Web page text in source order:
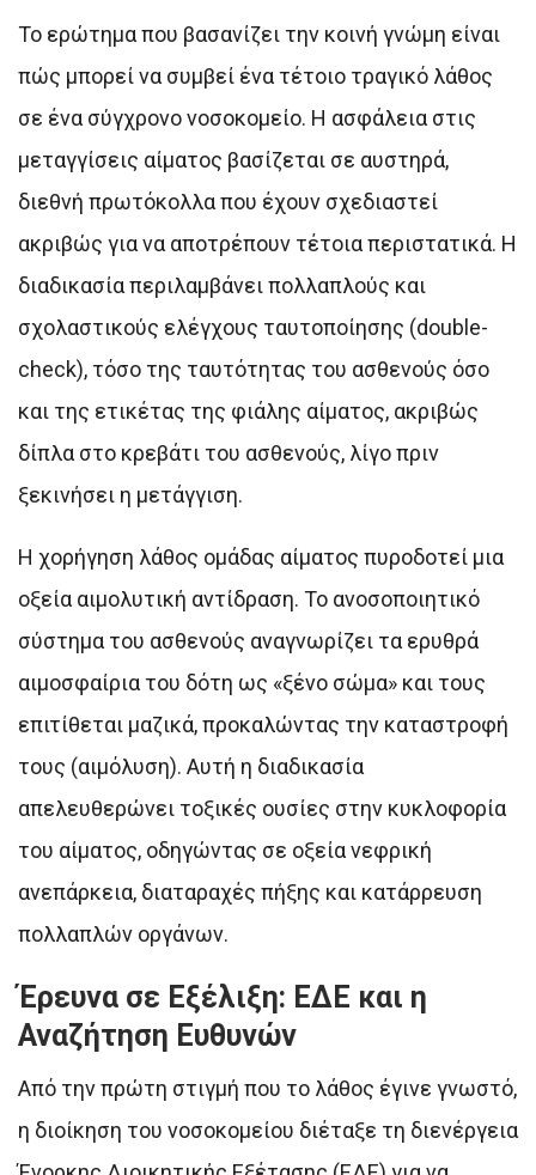
Το ερώτημα που βασανίζει την κοινή γνώμη είναι
πώς μπορεί να συμβεί ένα τέτοιο τραγικό λάθος
σε ένα σύγχρονο νοσοκομείο. Η ασφάλεια στις
μεταγγίσεις αίματος βασίζεται σε αυστηρά,
διεθνή πρωτόκολλα που έχουν σχεδιαστεί
ακριβώς για να αποτρέπουν τέτοια περιστατικά. Η
διαδικασία περιλαμβάνει πολλαπλούς και
σχολαστικούς ελέγχους ταυτοποίησης (double-
check), τόσο της ταυτότητας του ασθενούς όσο
και της ετικέτας της φιάλης αίματος, ακριβώς
δίπλα στο κρεβάτι του ασθενούς, λίγο πριν
ξεκινήσει η μετάγγιση.
Η χορήγηση λάθος ομάδας αίματος πυροδοτεί μια
οξεία αιμολυτική αντίδραση. Το ανοσοποιητικό
σύστημα του ασθενούς αναγνωρίζει τα ερυθρά
αιμοσφαίρια του δότη ως «ξένο σώμα» και τους
επιτίθεται μαζικά, προκαλώντας την καταστροφή
τους (αιμόλυση). Αυτή η διαδικασία
απελευθερώνει τοξικές ουσίες στην κυκλοφορία
του αίματος, οδηγώντας σε οξεία νεφρική
ανεπάρκεια, διαταραχές πήξης και κατάρρευση
πολλαπλών οργάνων.
Έρευνα σε Εξέλιξη: ΕΔΕ και η
Αναζήτηση Ευθυνών
Από την πρώτη στιγμή που το λάθος έγινε γνωστό,
η διοίκηση του νοσοκομείου διέταξε τη διενέργεια